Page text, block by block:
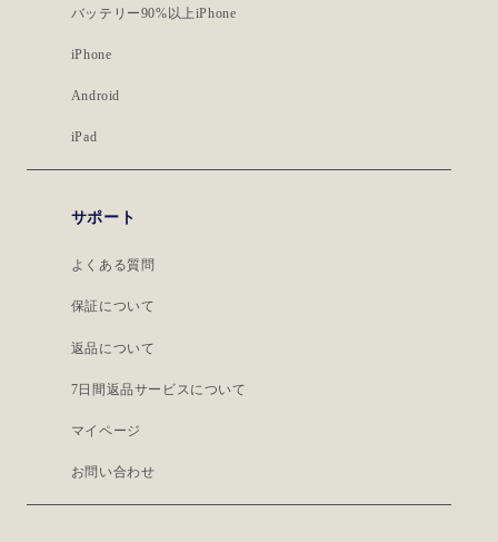
バッテリー90%以上iPhone
iPhone
Android
iPad
サポート
よくある質問
保証について
返品について
7日間返品サービスについて
マイページ
お問い合わせ